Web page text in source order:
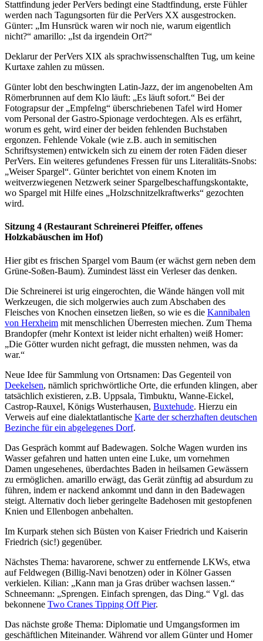
Stattfindung jeder PerVers bedingt eine Stadtfindung, erste Fühler
werden nach Tagungsorten für die PerVers XX ausgestrocken.
Günter: „Im Hunsrück waren wir noch nie, warum eigentlich
nicht?“ amarillo: „Ist da irgendein Ort?“
Deklarur der PerVers XIX als sprachwissenschalften Tug, um keine
Kurtaxe zahlen zu müssen.
Günter lobt den beschwingten Latin-Jazz, der im angenobelten Am
Römerbrunnen auf dem Klo läuft: „Es läuft sofort.“ Bei der
Fotograpsur der „Empfelng“ überschriebenen Tafel wird Homer
vom Personal der Gastro-Spionage verdochtegen. Als es erfährt,
worum es geht, wird einer der beiden fehlenden Buchstaben
ergonzen. Fehlende Vokale (wie z.B. auch in semitischen
Schriftsystemen) entwickeln sich zu einem der roten Fäden dieser
PerVers. Ein weiteres gefundenes Fressen für uns Literalitäts-Snobs:
„Weiser Spargel“. Günter berichtet von einem Knoten im
weitverzwiegenen Netzwerk seiner Spargelbeschaffungskontakte,
wo Spargel mit Hilfe eines „Holzschnitzelkraftwerks“ gezochten
wird.
Sitzung 4 (Restaurant Schreinerei Pfeiffer, offenes
Holzkabäuschen im Hof)
Hier gibt es frischen Spargel vom Baum (er wächst gern neben dem
Grüne-Soßen-Baum). Zumindest lässt ein Verleser das denken.
Die Schreinerei ist urig eingerochten, die Wände hängen voll mit
Werkzeugen, die sich molgerwies auch zum Abschaben des
Fleisches von Knochen einsetzen ließen, so wie es die Kannibalen
von Herxheim mit menschlichen Überresten miechen. Zum Thema
Brandopfer (mehr Kontext ist leider nicht erhalten) weiß Homer:
„Die Götter wurden nicht gefragt, die mussten nehmen, was da
war.“
Neue Idee für Sammlung von Ortsnamen: Das Gegenteil von
Deekelsen, nämlich sprichwörtliche Orte, die erfunden klingen, aber
tatsächlich existieren, z.B. Uppsala, Timbuktu, Wanne-Eickel,
Castrop-Rauxel, Königs Wusterhausen, Buxtehude. Hierzu ein
Verweis auf eine dialektatlantische Karte der scherzhaften deutschen
Bezinche für ein abgelegenes Dorf.
Das Gespräch kommt auf Badewagen. Solche Wagen wurden ins
Wasser gefahren und hatten unten eine Luke, um vornehmen
Damen ungesehenes, überdachtes Baden in heilsamen Gewässern
zu ermöglichen. amarillo erwägt, das Gerät zünftig ad absurdum zu
führen, indem er nackend ankommt und dann in den Badewagen
steigt. Alternativ doch lieber geringelte Badehosen mit gestopfenen
Knien und Ellenbogen anbehalten.
Im Kurpark stehen sich Büsten von Kaiser Friedrich und Kaiserin
Friedrich (sic!) gegenüber.
Nächstes Thema: havarorene, schwer zu entfernende LKWs, etwa
auf Feldwegen (Billig-Navi benotzen) oder in Kölner Gassen
verkielen. Kilian: „Kann man ja Gras drüber wachsen lassen.“
Schneemann: „Sprengen. Einfach sprengen, das Ding.“ Vgl. das
bekonnene Two Cranes Tipping Off Pier.
Das nächste große Thema: Diplomatie und Umgangsformen im
geschäftlichen Miteinander. Während vor allem Günter und Homer